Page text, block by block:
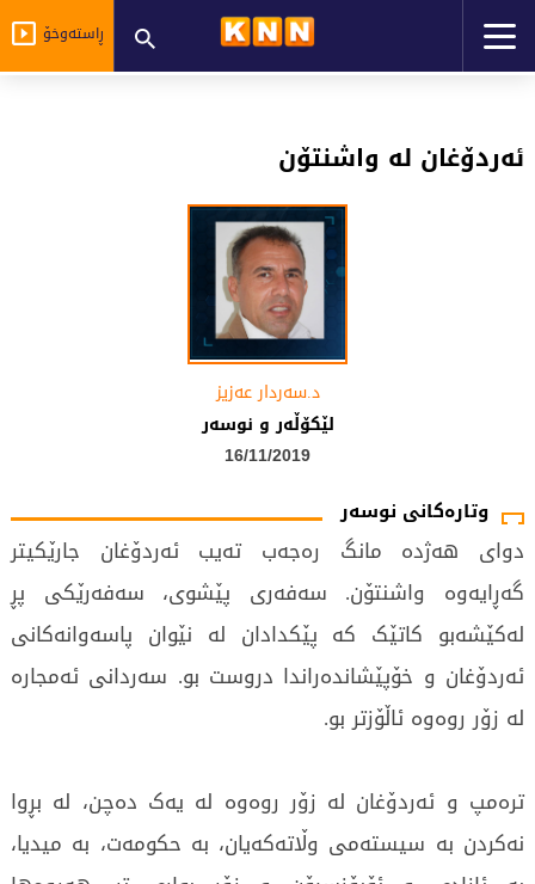
ڕاستەوخۆ
ئەردۆغان لە واشنتۆن
د.سه‌ردار عه‌زیز
لێكۆڵه‌ر و نوسه‌ر
16/11/2019
وتارەکانی نوسەر
دوای هەژدە مانگ رەجەب تەیب ئەردۆغان جارێکیتر
گەڕایەوە واشنتۆن. سەفەری پێشوی، سەفەرێکی پڕ
لەکێشەبو کاتێک کە پێکدادان لە نێوان پاسەوانەکانی
ئەردۆغان و خۆپێشاندەراندا دروست بو. سەردانی ئەمجارە
لە زۆر روەوە ئاڵۆزتر بو.
ترەمپ و ئەردۆغان لە زۆر روەوە لە یەک دەچن، لە بڕوا
نەکردن بە سیستەمی وڵاتەکەیان، بە حکومەت، بە میدیا،